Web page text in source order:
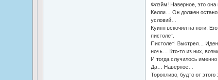
Флэйм! Наверное, это она
Келли… Он должен
условий…
Куинн вскочил на ноги.
пистолет.
Пистолет! Выстрел…
ночь… Кто-то из них,
И тогда случилось
Да… Наверное…
Торопливо, будто от